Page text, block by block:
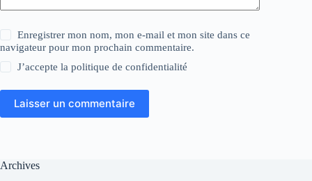
Enregistrer mon nom, mon e-mail et mon site dans ce
navigateur pour mon prochain commentaire.
J’accepte lapolitique de confidentialité
Laisser un commentaire
Archives